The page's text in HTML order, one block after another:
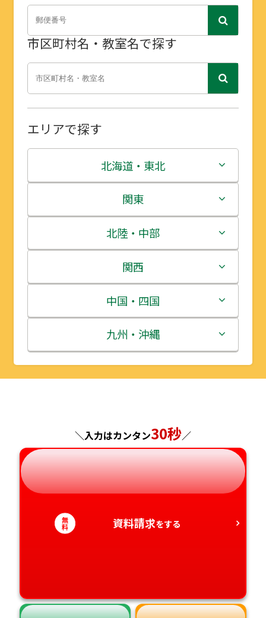
市区町村名・教室名で探す
エリアで探す
北海道・東北
北海道
青森県
岩手県
宮城県
秋田県
山形県
関東
茨城県
栃木県
群馬県
埼玉県
千葉県
神奈川県
北陸・中部
新潟県
富山県
石川県
福井県
長野県
岐阜県
静岡県
愛知県
関西
三重県
滋賀県
京都府
兵庫県
奈良県
和歌山県
中国・四国
鳥取県
島根県
広島県
山口県
徳島県
香川県
高知県
九州・沖縄
福岡県
長崎県
熊本県
大分県
宮崎県
沖縄県
＼入力はカンタン30秒／
無
料 資料請求をする